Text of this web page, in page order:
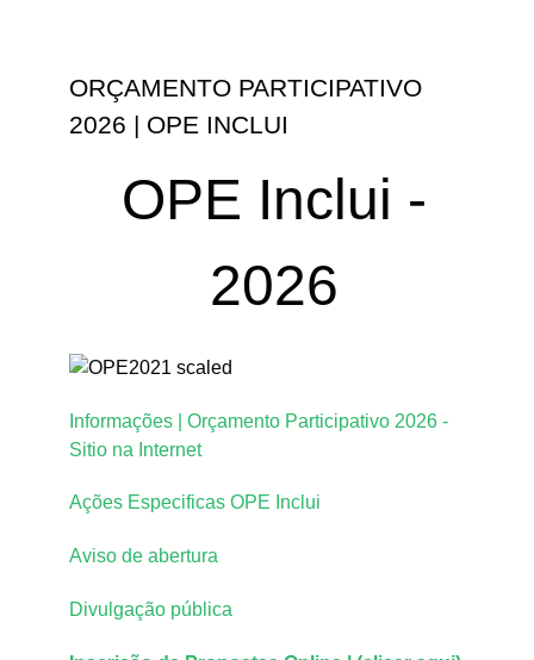
ORÇAMENTO PARTICIPATIVO
2026 | OPE INCLUI
OPE Inclui -
2026
Informações | Orçamento Participativo 2026 -
Sitio na Internet
Ações Especificas OPE Inclui
Aviso de abertura
Divulgação pública